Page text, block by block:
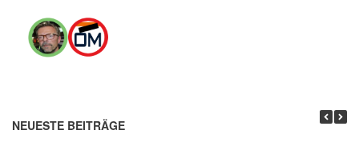
NEUESTE BEITRÄGE